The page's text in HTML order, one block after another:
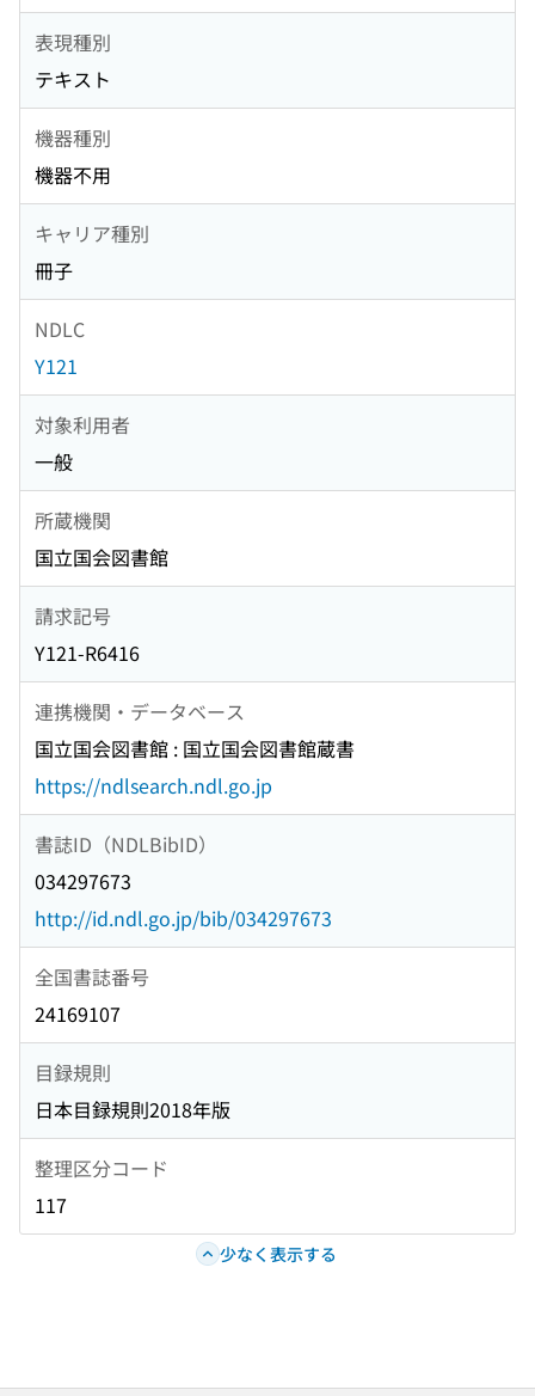
表現種別
テキスト
機器種別
機器不用
キャリア種別
冊子
NDLC
Y121
対象利用者
一般
所蔵機関
国立国会図書館
請求記号
Y121-R6416
連携機関・データベース
国立国会図書館 : 国立国会図書館蔵書
https://ndlsearch.ndl.go.jp
書誌ID（NDLBibID）
034297673
http://id.ndl.go.jp/bib/034297673
全国書誌番号
24169107
目録規則
日本目録規則2018年版
整理区分コード
117
少なく表示する